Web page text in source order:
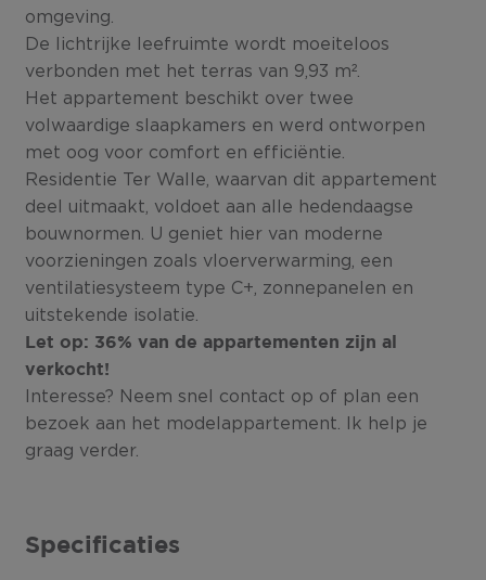
omgeving.
De lichtrijke leefruimte wordt moeiteloos
verbonden met het terras van 9,93 m².
Het appartement beschikt over twee
volwaardige slaapkamers en werd ontworpen
met oog voor comfort en efficiëntie.
Residentie Ter Walle, waarvan dit appartement
deel uitmaakt, voldoet aan alle hedendaagse
bouwnormen. U geniet hier van moderne
voorzieningen zoals vloerverwarming, een
ventilatiesysteem type C+, zonnepanelen en
uitstekende isolatie.
Let op: 36% van de appartementen zijn al
verkocht!
Interesse? Neem snel contact op of plan een
bezoek aan het modelappartement. Ik help je
graag verder.
Specificaties